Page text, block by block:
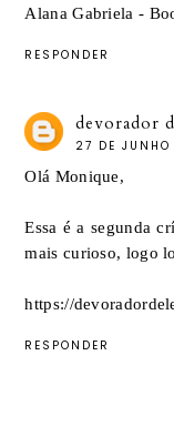
Alana Gabriela -
RESPONDER
devorador
27 DE
Olá Monique,
Essa é a segunda
mais curioso, logo
https://
RESPONDER